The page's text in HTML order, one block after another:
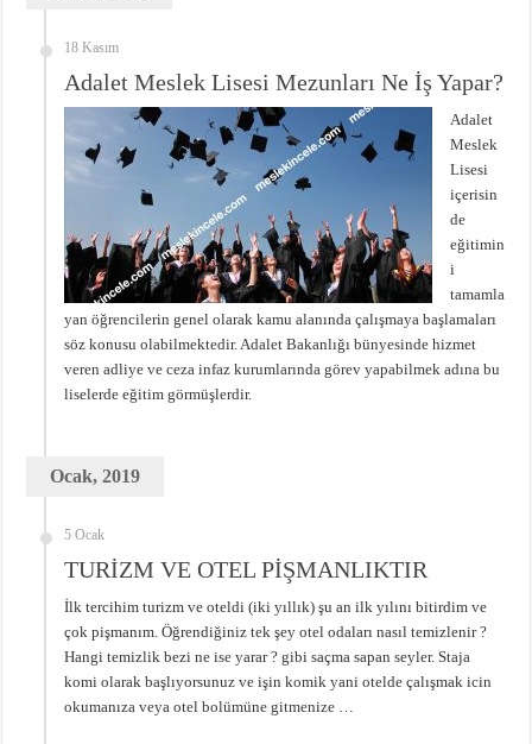
18 Kasım
Adalet Meslek Lisesi Mezunları Ne İş Yapar?
Adalet
Meslek
Lisesi
içerisin
de
eğitimin
i
tamamla
yan öğrencilerin genel olarak kamu alanında çalışmaya başlamaları
söz konusu olabilmektedir. Adalet Bakanlığı bünyesinde hizmet
veren adliye ve ceza infaz kurumlarında görev yapabilmek adına bu
liselerde eğitim görmüşlerdir.
Ocak, 2019
5 Ocak
TURİZM VE OTEL PİŞMANLIKTIR
İlk tercihim turizm ve oteldi (iki yıllık) şu an ilk yılını bitirdim ve
çok pişmanım. Öğrendiğiniz tek şey otel odaları nasıl temizlenir ?
Hangi temizlik bezi ne ise yarar ? gibi saçma sapan seyler. Staja
komi olarak başlıyorsunuz ve işin komik yani otelde çalışmak icin
okumanıza veya otel bolümüne gitmenize …